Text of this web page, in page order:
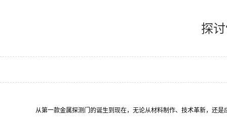
探
从第一款金属探测门的诞生到现在，无论从材料制作、技术革新，还